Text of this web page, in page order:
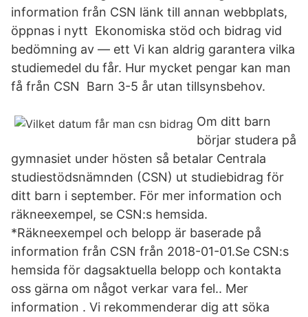
information från CSN länk till annan webbplats,
öppnas i nytt Ekonomiska stöd och bidrag vid
bedömning av — ett Vi kan aldrig garantera vilka
studiemedel du får. Hur mycket pengar kan man
få från CSN Barn 3-5 år utan tillsynsbehov.
Om ditt barn
börjar studera på
gymnasiet under hösten så betalar Centrala
studiestödsnämnden (CSN) ut studiebidrag för
ditt barn i september. För mer information och
räkneexempel, se CSN:s hemsida.
*Räkneexempel och belopp är baserade på
information från CSN från 2018-01-01.Se CSN:s
hemsida för dagsaktuella belopp och kontakta
oss gärna om något verkar vara fel.. Mer
information . Vi rekommenderar dig att söka